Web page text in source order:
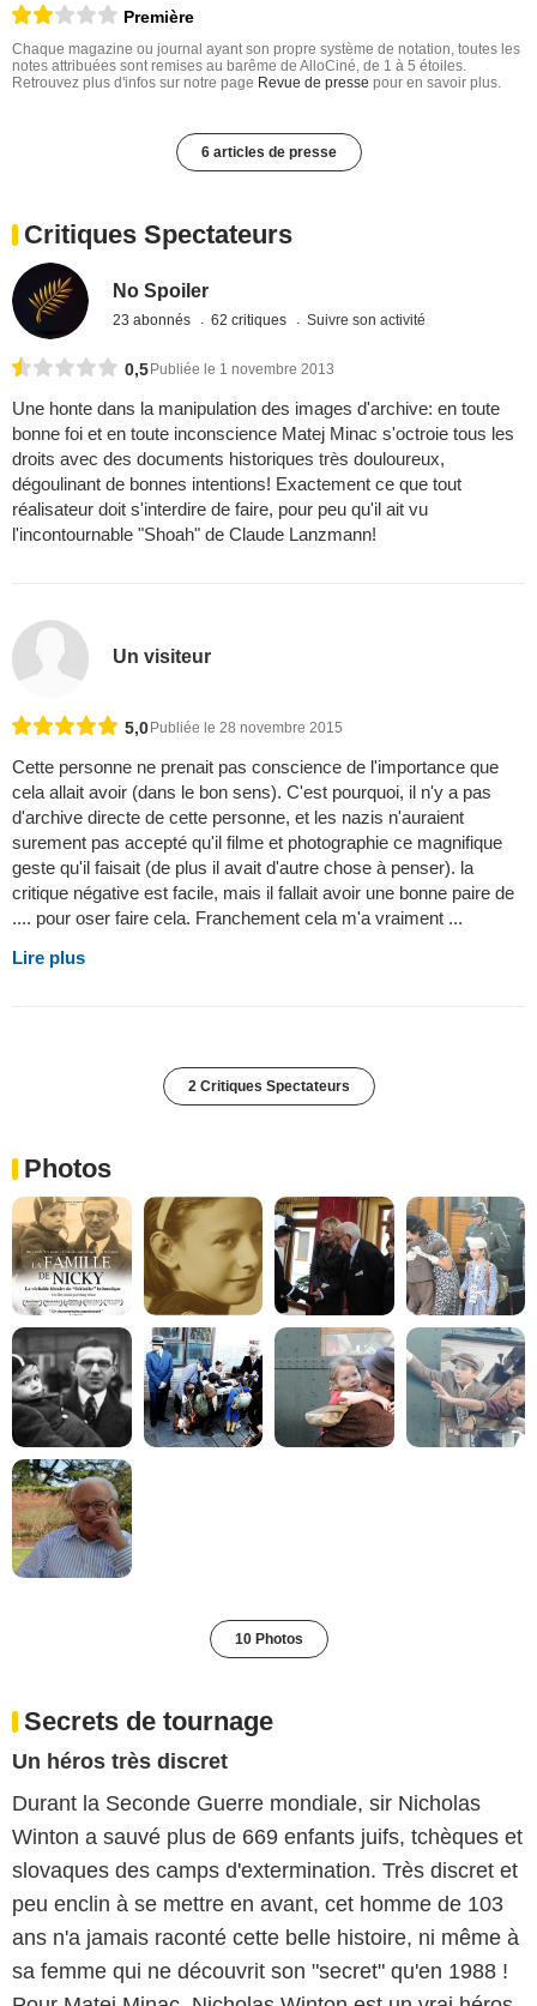
Première
Chaque magazine ou journal ayant son propre système de notation, toutes les
notes attribuées sont remises au barême de AlloCiné, de 1 à 5 étoiles.
Retrouvez plus d'infos sur notre page Revue de presse pour en savoir plus.
6 articles de presse
Critiques Spectateurs
No Spoiler
23 abonnés 62 critiques Suivre son activité
0,5 Publiée le 1 novembre 2013
Une honte dans la manipulation des images d'archive: en toute
bonne foi et en toute inconscience Matej Minac s'octroie tous les
droits avec des documents historiques très douloureux,
dégoulinant de bonnes intentions! Exactement ce que tout
réalisateur doit s'interdire de faire, pour peu qu'il ait vu
l'incontournable "Shoah" de Claude Lanzmann!
Un visiteur
5,0Publiée le 28 novembre 2015
Cette personne ne prenait pas conscience de l'importance que
cela allait avoir (dans le bon sens). C'est pourquoi, il n'y a pas
d'archive directe de cette personne, et les nazis n'auraient
surement pas accepté qu'il filme et photographie ce magnifique
geste qu'il faisait (de plus il avait d'autre chose à penser). la
critique négative est facile, mais il fallait avoir une bonne paire de
.... pour oser faire cela. Franchement cela m'a vraiment ...
Lire plus
2 Critiques Spectateurs
Photos
10 Photos
Secrets de tournage
Un héros très discret
Durant la Seconde Guerre mondiale, sir Nicholas
Winton a sauvé plus de 669 enfants juifs, tchèques et
slovaques des camps d'extermination. Très discret et
peu enclin à se mettre en avant, cet homme de 103
ans n'a jamais raconté cette belle histoire, ni même à
sa femme qui ne découvrit son "secret" qu'en 1988 !